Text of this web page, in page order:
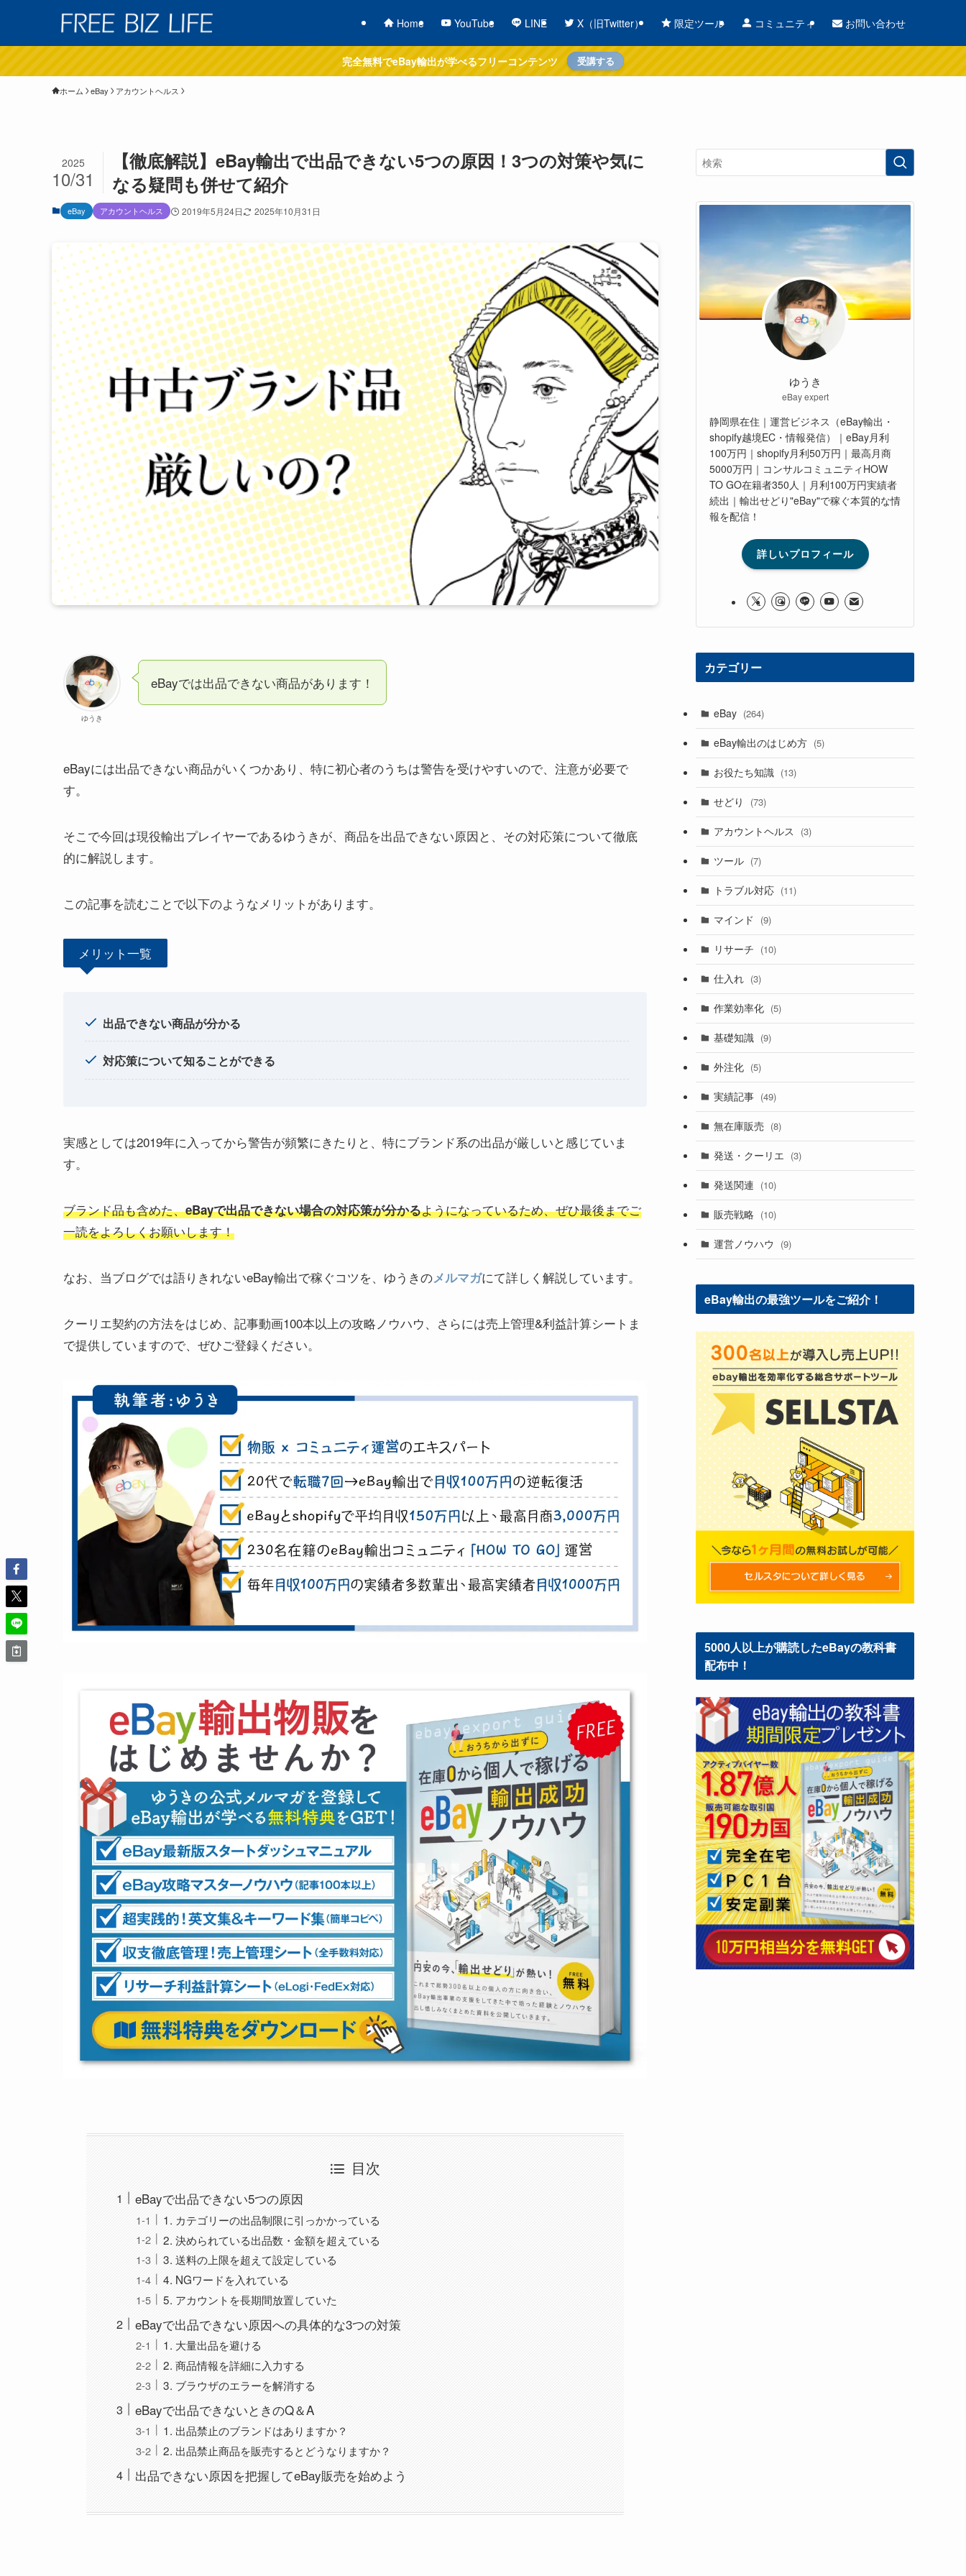
Home YouTube LINE X（旧Twitter） 限定ツール コミュニティ お問い合わせ
完全無料でeBay輸出が学べるフリーコンテンツ 受講する
ホーム eBay アカウントヘルス
【徹底解説】eBay輸出で出品できない5つの原因！3つの対策や気に
なる疑問も併せて紹介
2025
10/31
eBay アカウントヘルス 2019年5月24日 2025年10月31日
ゆうき
eBayでは出品できない商品があります！
eBayには出品できない商品がいくつかあり、特に初心者のうちは警告を受けやすいので、注意が必要で
す。
そこで今回は現役輸出プレイヤーであるゆうきが、商品を出品できない原因と、その対応策について徹底
的に解説します。
この記事を読むことで以下のようなメリットがあります。
メリット一覧
出品できない商品が分かる
対応策について知ることができる
実感としては2019年に入ってから警告が頻繁にきたりと、特にブランド系の出品が厳しいと感じていま
す。
ブランド品も含めた、eBayで出品できない場合の対応策が分かるようになっているため、ぜひ最後までご
一読をよろしくお願いします！
なお、当ブログでは語りきれないeBay輸出で稼ぐコツを、ゆうきのメルマガにて詳しく解説しています。
クーリエ契約の方法をはじめ、記事動画100本以上の攻略ノウハウ、さらには売上管理&利益計算シートま
で提供していますので、ぜひご登録ください。
目次
eBayで出品できない5つの原因
1. カテゴリーの出品制限に引っかかっている
2. 決められている出品数・金額を超えている
3. 送料の上限を超えて設定している
4. NGワードを入れている
5. アカウントを長期間放置していた
eBayで出品できない原因への具体的な3つの対策
1. 大量出品を避ける
2. 商品情報を詳細に入力する
3. ブラウザのエラーを解消する
eBayで出品できないときのQ＆A
1. 出品禁止のブランドはありますか？
2. 出品禁止商品を販売するとどうなりますか？
出品できない原因を把握してeBay販売を始めよう
ゆうき
eBay expert
静岡県在住｜運営ビジネス（eBay輸出・
shopify越境EC・情報発信）｜eBay月利
100万円｜shopify月利50万円｜最高月商
5000万円｜コンサルコミュニティHOW
TO GO在籍者350人｜月利100万円実績者
続出｜輸出せどり"eBay"で稼ぐ本質的な情
報を配信！
詳しいプロフィール
カテゴリー
eBay (264)
eBay輸出のはじめ方 (5)
お役たち知識 (13)
せどり (73)
アカウントヘルス (3)
ツール (7)
トラブル対応 (11)
マインド (9)
リサーチ (10)
仕入れ (3)
作業効率化 (5)
基礎知識 (9)
外注化 (5)
実績記事 (49)
無在庫販売 (8)
発送・クーリエ (3)
発送関連 (10)
販売戦略 (10)
運営ノウハウ (9)
eBay輸出の最強ツールをご紹介！
5000人以上が購読したeBayの教科書
配布中！